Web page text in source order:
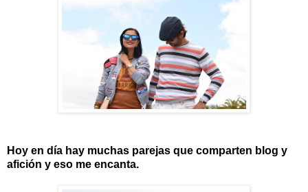
Hoy en día hay muchas parejas que comparten blog y
afición y eso me encanta.